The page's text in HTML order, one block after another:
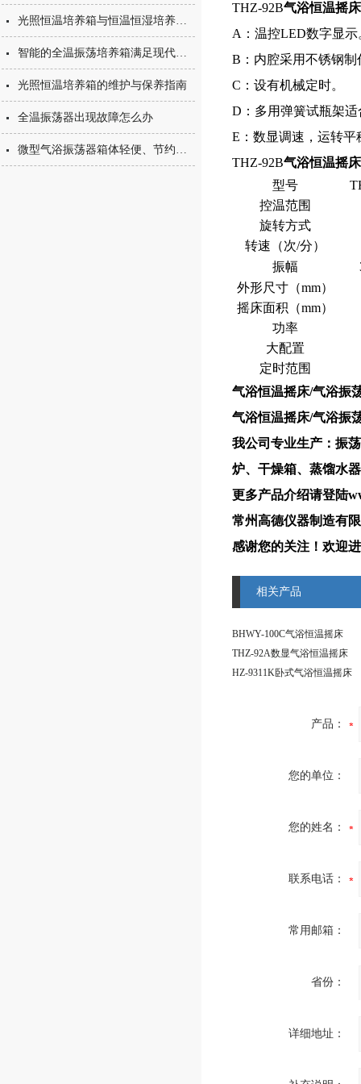
光照恒温培养箱与恒温恒湿培养箱的简单区分
智能的全温振荡培养箱满足现代实验的多方位需求
光照恒温培养箱的维护与保养指南
全温振荡器出现故障怎么办
微型气浴振荡器箱体轻便、节约空间
THZ-92B气浴恒温摇床
A：温控LED数字显
B：内腔采用不锈钢
C：设有机械定时。
D：多用弹簧试瓶架
E：数显调速，运转
THZ-92B气浴恒温摇床
型号
控温范围
旋转方式
转速（次/分）
振幅
外形尺寸（mm）
摇床面积（mm）
功率
大配置
定时范围
气浴恒温摇床/气浴振
气浴恒温摇床/气浴振
我公司专业生产：振
炉、干燥箱、蒸馏水
更多产品介绍请登陆
常州高德仪器制造有
感谢您的关注！欢迎
相关产品
BHWY-100C气浴恒温摇床
THZ-92A数显气浴恒温摇床
HZ-9311K卧式气浴恒温摇床
产品：
您的单位：
您的姓名：
联系电话：
常用邮箱：
省份：
详细地址：